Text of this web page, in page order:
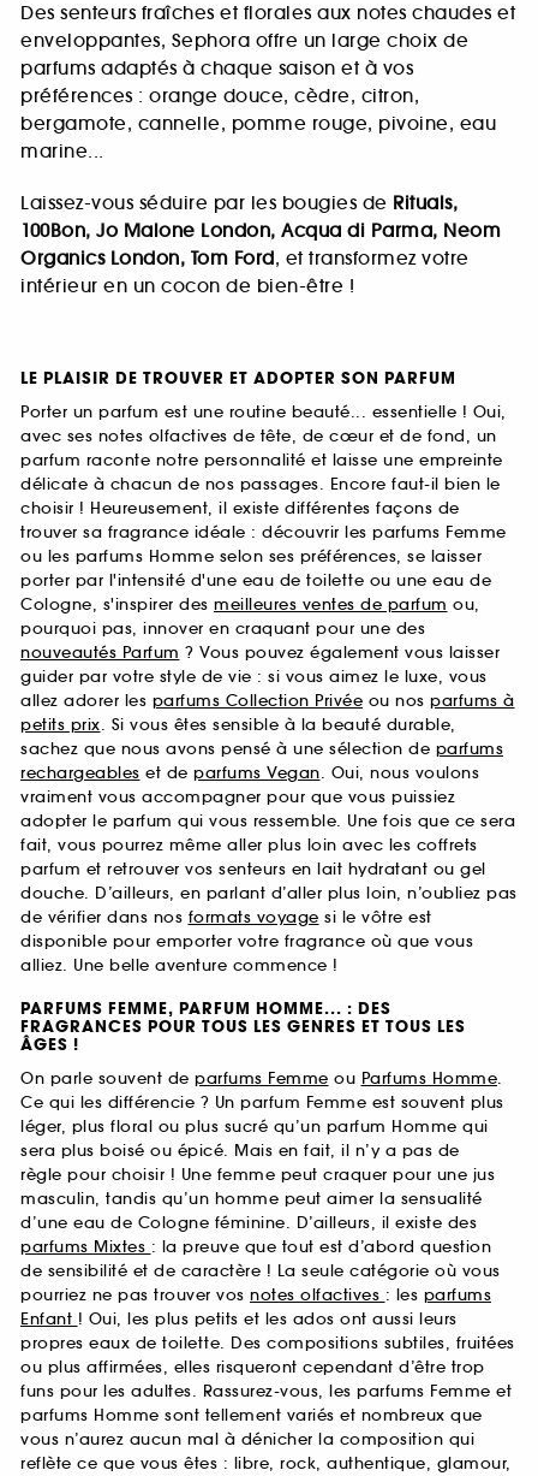
Des senteurs fraîches et florales aux notes chaudes et
enveloppantes, Sephora offre un large choix de
parfums adaptés à chaque saison et à vos
préférences : orange douce, cèdre, citron,
bergamote, cannelle, pomme rouge, pivoine, eau
marine...
Laissez-vous séduire par les bougies de Rituals,
100Bon, Jo Malone London, Acqua di Parma, Neom
Organics London, Tom Ford, et transformez votre
intérieur en un cocon de bien-être !
LE PLAISIR DE TROUVER ET ADOPTER SON PARFUM
Porter un parfum est une routine beauté... essentielle ! Oui,
avec ses notes olfactives de tête, de cœur et de fond, un
parfum raconte notre personnalité et laisse une empreinte
délicate à chacun de nos passages. Encore faut-il bien le
choisir ! Heureusement, il existe différentes façons de
trouver sa fragrance idéale : découvrir les parfums Femme
ou les parfums Homme selon ses préférences, se laisser
porter par l'intensité d'une eau de toilette ou une eau de
Cologne, s'inspirer des meilleures ventes de parfum ou,
pourquoi pas, innover en craquant pour une des
nouveautés Parfum ? Vous pouvez également vous laisser
guider par votre style de vie : si vous aimez le luxe, vous
allez adorer les parfums Collection Privée ou nos parfums à
petits prix. Si vous êtes sensible à la beauté durable,
sachez que nous avons pensé à une sélection de parfums
rechargeables et de parfums Vegan. Oui, nous voulons
vraiment vous accompagner pour que vous puissiez
adopter le parfum qui vous ressemble. Une fois que ce sera
fait, vous pourrez même aller plus loin avec les coffrets
parfum et retrouver vos senteurs en lait hydratant ou gel
douche. D’ailleurs, en parlant d’aller plus loin, n’oubliez pas
de vérifier dans nos formats voyage si le vôtre est
disponible pour emporter votre fragrance où que vous
alliez. Une belle aventure commence !
PARFUMS FEMME, PARFUM HOMME... : DES
FRAGRANCES POUR TOUS LES GENRES ET TOUS LES
ÂGES !
On parle souvent de parfums Femme ou Parfums Homme.
Ce qui les différencie ? Un parfum Femme est souvent plus
léger, plus floral ou plus sucré qu’un parfum Homme qui
sera plus boisé ou épicé. Mais en fait, il n’y a pas de
règle pour choisir ! Une femme peut craquer pour une jus
masculin, tandis qu’un homme peut aimer la sensualité
d’une eau de Cologne féminine. D’ailleurs, il existe des
parfums Mixtes : la preuve que tout est d’abord question
de sensibilité et de caractère ! La seule catégorie où vous
pourriez ne pas trouver vos notes olfactives : les parfums
Enfant ! Oui, les plus petits et les ados ont aussi leurs
propres eaux de toilette. Des compositions subtiles, fruitées
ou plus affirmées, elles risqueront cependant d’être trop
funs pour les adultes. Rassurez-vous, les parfums Femme et
parfums Homme sont tellement variés et nombreux que
vous n’aurez aucun mal à dénicher la composition qui
reflète ce que vous êtes : libre, rock, authentique, glamour,